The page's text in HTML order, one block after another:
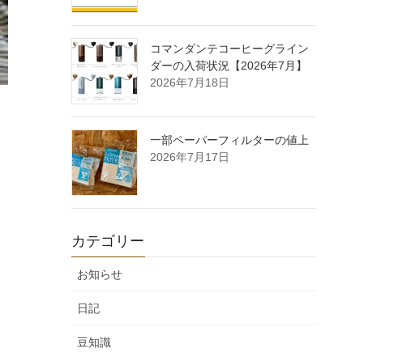
コマンダンテコーヒーグライン
ダーの入荷状況【2026年7月】
2026年7月18日
一部ペーパーフィルターの値上
2026年7月17日
カテゴリー
お知らせ
日記
豆知識